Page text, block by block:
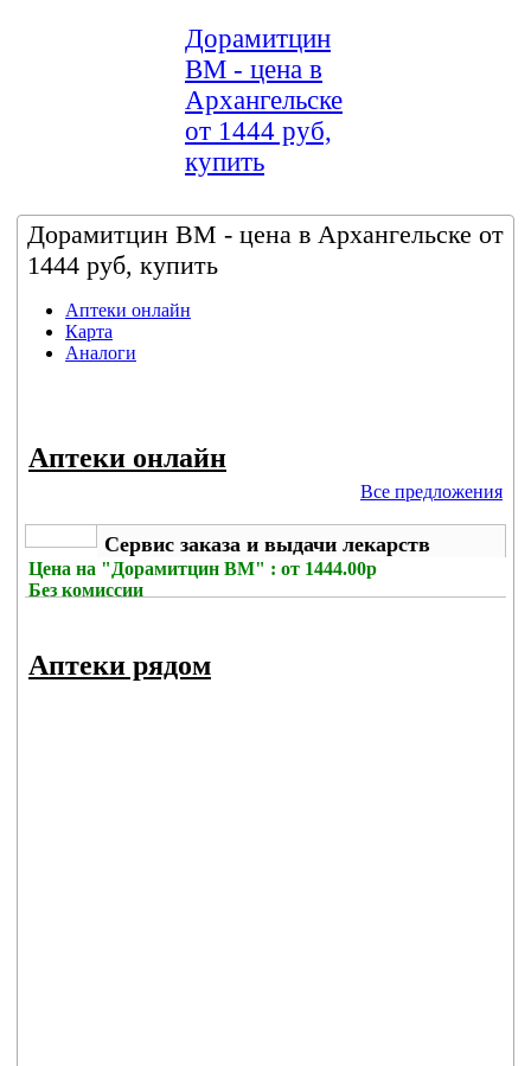
Дорамитцин
ВМ - цена в
Архангельске
от 1444 руб,
купить
Дорамитцин ВМ - цена в Архангельске от
1444 руб, купить
Аптеки онлайн
Карта
Аналоги
Аптеки онлайн
Все предложения
Сервис заказа и выдачи лекарств
Цена на "Дорамитцин ВМ" : от 1444.00р
Без комиссии
Аптеки рядом